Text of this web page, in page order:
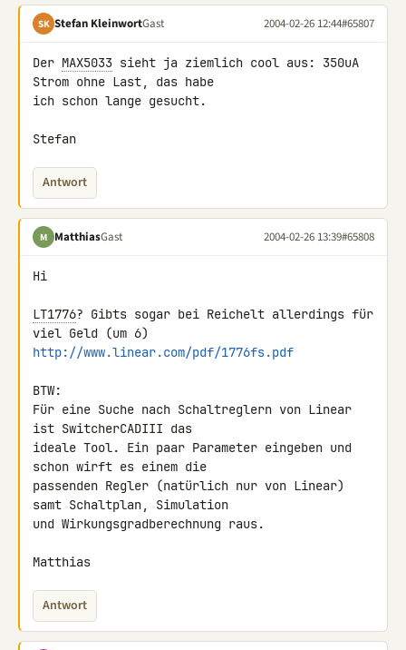
SK Stefan KleinwortGast 2004-02-26 12:44#65807
Der MAX5033 sieht ja ziemlich cool aus: 350uA
Strom ohne Last, das habe
ich schon lange gesucht.
Stefan
Antwort
M MatthiasGast 2004-02-26 13:39#65808
Hi
LT1776? Gibts sogar bei Reichelt allerdings für
http://www.linear.com/pdf/1776fs.pdf
BTW:
Für eine Suche nach Schaltreglern von Linear
ist SwitcherCADIII das
ideale Tool. Ein paar Parameter eingeben und
schon wirft es einem die
passenden Regler (natürlich nur von Linear)
samt Schaltplan, Simulation
und Wirkungsgradberechnung raus.
Matthias
Antwort